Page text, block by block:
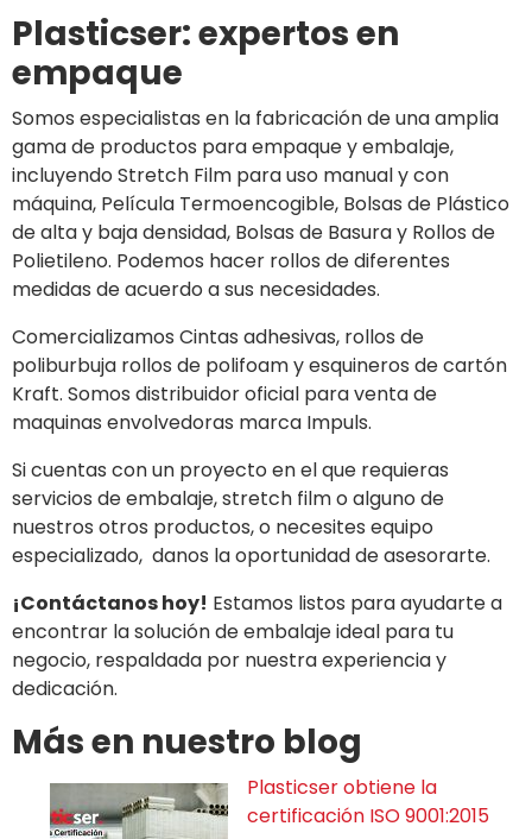
Plasticser: expertos en
empaque
Somos especialistas en la fabricación de una amplia
gama de productos para empaque y embalaje,
incluyendo Stretch Film para uso manual y con
máquina, Película Termoencogible, Bolsas de Plástico
de alta y baja densidad, Bolsas de Basura y Rollos de
Polietileno. Podemos hacer rollos de diferentes
medidas de acuerdo a sus necesidades.
Comercializamos Cintas adhesivas, rollos de
poliburbuja rollos de polifoam y esquineros de cartón
Kraft. Somos distribuidor oficial para venta de
maquinas envolvedoras marca Impuls.
Si cuentas con un proyecto en el que requieras
servicios de embalaje, stretch film o alguno de
nuestros otros productos, o necesites equipo
especializado, danos la oportunidad de asesorarte.
¡Contáctanos hoy! Estamos listos para ayudarte a
encontrar la solución de embalaje ideal para tu
negocio, respaldada por nuestra experiencia y
dedicación.
Más en nuestro blog
Plasticser obtiene la
certificación ISO 9001:2015